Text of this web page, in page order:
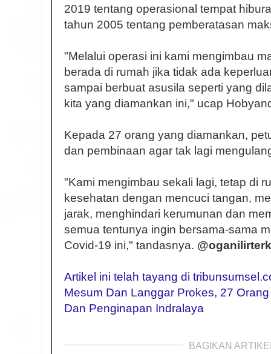
2019 tentang operasional tempat
tahun 2005 tentang pemberatasan
"Melalui operasi ini kami mengimbau
berada di rumah jika tidak ada
sampai berbuat asusila seperti yang
kita yang diamankan ini," ucap
Kepada 27 orang yang diamankan,
dan pembinaan agar tak lagi
"Kami mengimbau sekali lagi, tetap di
kesehatan dengan mencuci tangan,
jarak, menghindari kerumunan dan
semua tentunya ingin bersama-sama
Covid-19 ini," tandasnya.
Artikel ini telah tayang di
Mesum Dan Langgar Prokes, 27
Dan Penginapan Indralaya
BAGIKAN